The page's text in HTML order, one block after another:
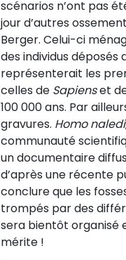
scénarios n’ont pas
jour d’autres
Berger. Celui-ci
des individus déposés
représenterait les
celles de Sapienset
100 000 ans. Par
gravures. Homo naledi
communauté
un documentaire
d’après une récente
conclure que les
trompés par des
sera bientôt organisé
mérite !